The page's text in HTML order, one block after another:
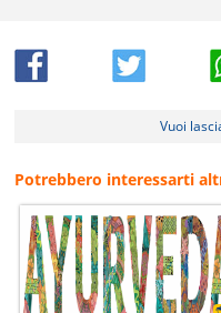
Vuoi
Potrebbero interessarti